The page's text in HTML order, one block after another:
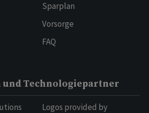
Sparplan
Vorsorge
FAQ
und Technologiepartner
Logos provided by